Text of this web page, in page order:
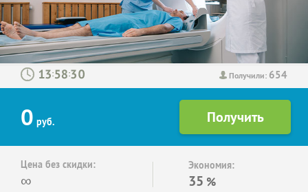
Получили: 654
: :
0 руб.
Цена без скидки:
∞
Экономия:
35 %